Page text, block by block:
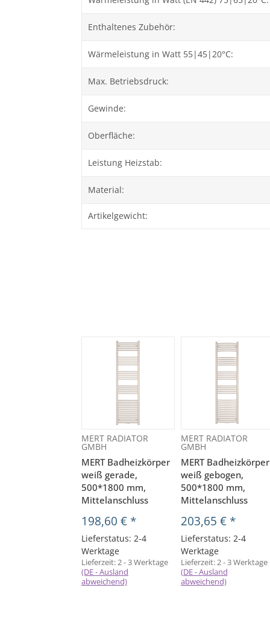
Enthaltenes Zubehör:
Wärmeleistung in Watt 55|45|20°C:
Max. Betriebsdruck:
Gewinde:
Oberfläche:
Leistung Heizstab:
Material:
Artikelgewicht:
MERT RADIATOR
GMBH
MERT Badheizkörper
weiß gerade,
500*1800 mm,
Mittelanschluss
198,60 € *
Lieferstatus: 2-4
Werktage
Lieferzeit:2 - 3 Werktage
(DE - Ausland
abweichend)
MERT RADIATOR
GMBH
MERT Badheizkörper
weiß gebogen,
500*1800 mm,
Mittelanschluss
203,65 € *
Lieferstatus: 2-4
Werktage
Lieferzeit:2 - 3 Werktage
(DE - Ausland
abweichend)